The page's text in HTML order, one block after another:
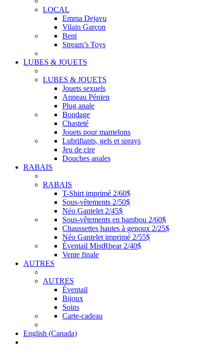
LOCAL
Emma Dejavu
Vilain Garçon
Bent
Stream’s Toys
LUBES & JOUETS
LUBES & JOUETS
Jouets sexuels
Anneau Pénien
Plug anale
Bondage
Chasteté
Jouets pour mamelons
Lubrifiants, gels et sprays
Jeu de cire
Douches anales
RABAIS
RABAIS
T-Shirt imprimé 2/60$
Sous-vêtements 2/50$
Néo Gantelet 2/45$
Sous-vêtements en bambou 2/60$
Chaussettes hautes à genoux 2/25$
Néo Gantelet imprimé 2/55$
Éventail MistRbear 2/40$
Vente finale
AUTRES
AUTRES
Éventail
Bijoux
Soins
Carte-cadeau
English (Canada)